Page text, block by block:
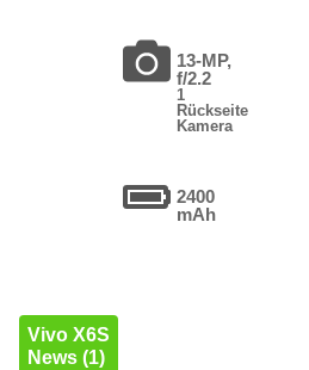
13-MP,
f/2.2
1
Rückseite
Kamera
2400
mAh
Vivo X6S
News (1)